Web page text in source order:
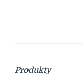
Produkty